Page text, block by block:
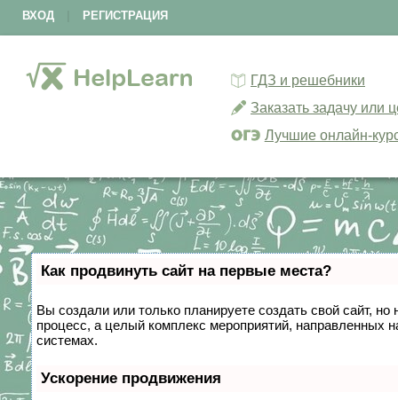
ВХОД РЕГИСТРАЦИЯ
ГДЗ и решебники
Заказать задачу или
Лучшие онлайн-
Как продвинуть сайт на первые места?
Вы создали или только планируете создать свой сайт,
процесс, а целый комплекс мероприятий, направленных
системах.
Ускорение продвижения